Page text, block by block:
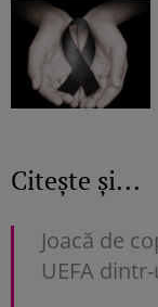
Citește și...
Joacă de
UEFA